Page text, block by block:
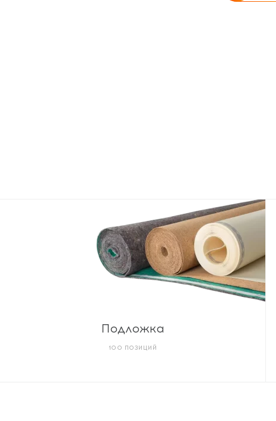
Подложка
100 ПОЗИЦИЙ